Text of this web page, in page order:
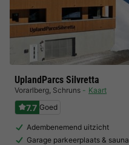
UplandParcs Silvretta
Vorarlberg, Schruns Kaart
7.7 Goed
Adembenemend uitzicht
Garage parkeerplaats & sauna